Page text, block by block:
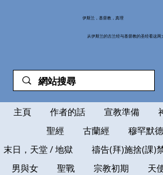
伊斯兰，基督教，真理
从伊斯兰的古兰经与基督教的圣经看这两
主頁 作者的話 宣教準備
聖經
古蘭經 穆罕默德
末日，天堂 / 地獄
禱告(拜)施捨(課)
男與女
聖戰 宗教初期 天